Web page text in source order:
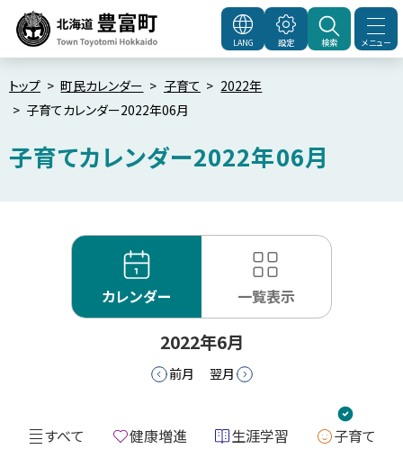
へ
メ
ー
北海道豊富町Town
メニュー
LANG 設定 検索
トップ 町民カレンダー 子育て
2022年
子育てカレンダー2022年06月
子育てカレンダー2022年06月
カレンダー 一覧表示
2022年6月
前月 翌月
すべて 健康増進 生涯学習 子育て